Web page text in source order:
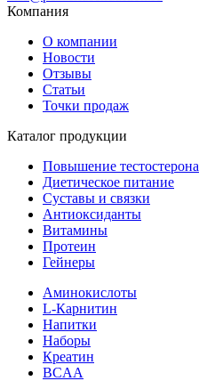
Компания
О компании
Новости
Отзывы
Статьи
Точки продаж
Каталог продукции
Повышение тестостерона
Диетическое питание
Суставы и связки
Антиоксиданты
Витамины
Протеин
Гейнеры
Аминокислоты
L-Карнитин
Напитки
Наборы
Креатин
BCAA